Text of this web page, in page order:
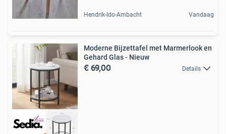
Hendrik-Ido-Ambacht Vandaag
Moderne Bijzettafel met Marmerlook en
Gehard Glas - Nieuw
€ 69,00 Details